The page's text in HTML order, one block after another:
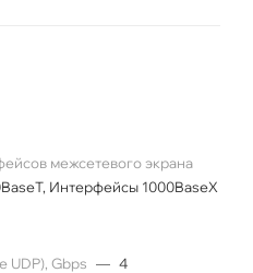
межсетевого экрана
Интерфейсы 1000BaseX
UDP), Gbps — 4